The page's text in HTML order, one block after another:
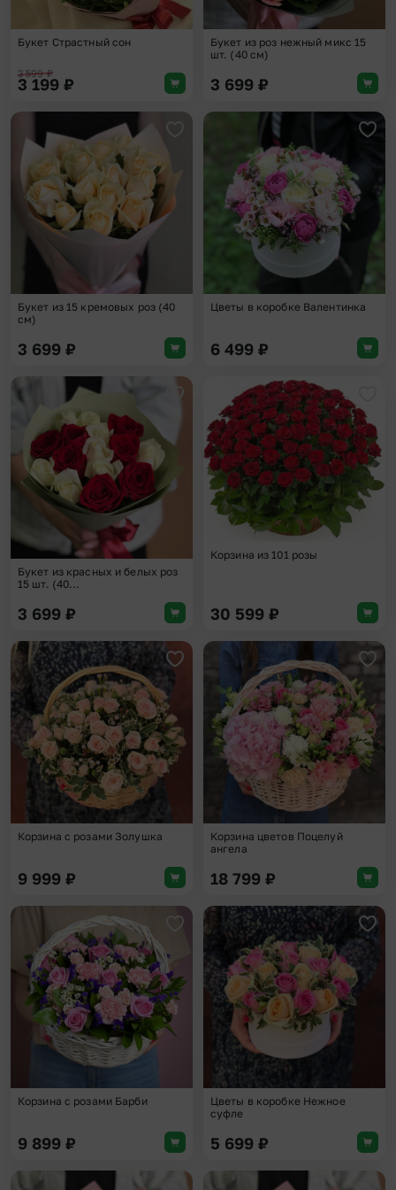
Букет Страстный сон
3 599₽
3 199 ₽
Букет из роз нежный микс 15
шт. (40 см)
3 699 ₽
Добавить в избранное
Букет из 15 кремовых роз (40
см)
3 699 ₽
Цветы в коробке Валентинка
6 499 ₽
Добавить в избранное
Букет из красных и белых роз
15 шт. (40...
3 699 ₽
Корзина из 101 розы
30 599 ₽
Добавить в избранное
Корзина с розами Золушка
9 999 ₽
Корзина цветов Поцелуй
ангела
18 799 ₽
Добавить в избранное
Корзина с розами Барби
9 899 ₽
Цветы в коробке Нежное
суфле
5 699 ₽